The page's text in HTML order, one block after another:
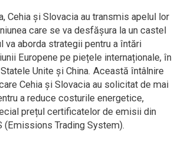
Cehia și Slovacia au transmis apelul lor
care se va desfășura la un castel
va aborda strategii pentru a întări
Europene pe piețele internaționale, în
Unite și China. Această întâlnire
Cehia și Slovacia au solicitat de mai
a reduce costurile energetice,
prețul certificatelor de emisii din
(Emissions Trading System).